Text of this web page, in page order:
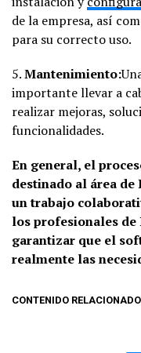
de la empresa, así
para su correcto uso.
5.Mantenimiento:
importante llevar a
realizar mejoras,
funcionalidades.
En general, el
destinado al área de
un trabajo
los profesionales de
garantizar que el
realmente las
CONTENIDO